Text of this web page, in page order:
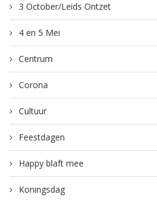
3 October/Leids Ontzet
4 en 5 Mei
Centrum
Corona
Cultuur
Feestdagen
Happy blaft mee
Koningsdag